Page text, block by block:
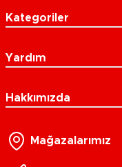
Kategoriler
Yardım
Hakkımızda
Mağazalarımız